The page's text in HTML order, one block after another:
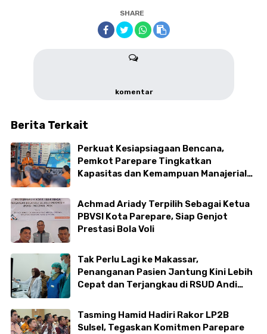
SHARE
komentar
Berita Terkait
Perkuat Kesiapsiagaan Bencana,
Pemkot Parepare Tingkatkan
Kapasitas dan Kemampuan Manajerial
Achmad Ariady Terpilih Sebagai Ketua
PBVSI Kota Parepare, Siap Genjot
Prestasi Bola Voli
Tak Perlu Lagi ke Makassar,
Penanganan Pasien Jantung Kini Lebih
Cepat dan Terjangkau di RSUD Andi
Tasming Hamid Hadiri Rakor LP2B
Sulsel, Tegaskan Komitmen Parepare